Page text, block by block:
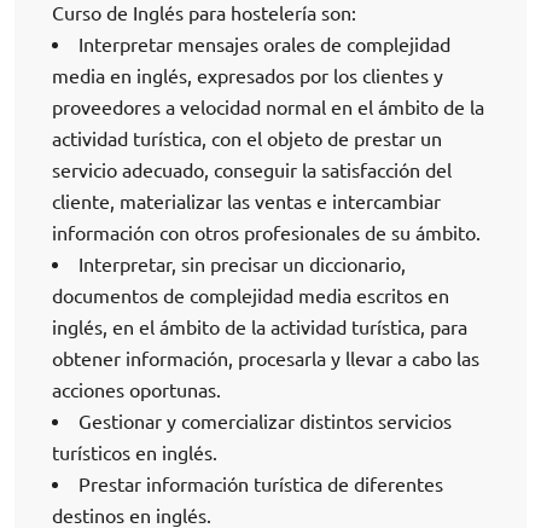
Curso de Inglés para hostelería son:
Interpretar mensajes orales de complejidad
media en inglés, expresados por los clientes y
proveedores a velocidad normal en el ámbito de la
actividad turística, con el objeto de prestar un
servicio adecuado, conseguir la satisfacción del
cliente, materializar las ventas e intercambiar
información con otros profesionales de su ámbito.
Interpretar, sin precisar un diccionario,
documentos de complejidad media escritos en
inglés, en el ámbito de la actividad turística, para
obtener información, procesarla y llevar a cabo las
acciones oportunas.
Gestionar y comercializar distintos servicios
turísticos en inglés.
Prestar información turística de diferentes
destinos en inglés.